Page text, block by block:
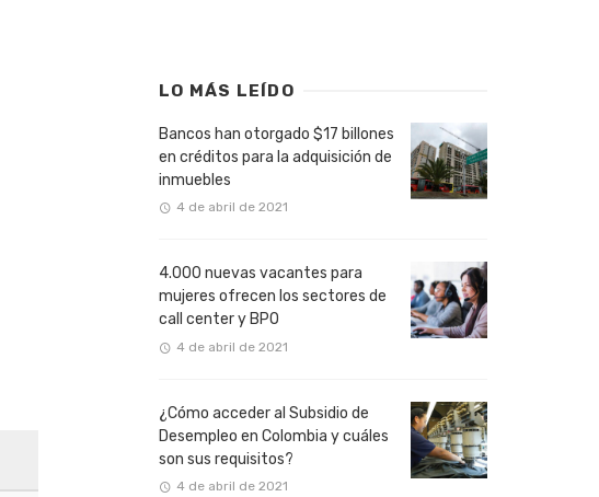
LO MÁS LEÍDO
Bancos han otorgado $17 billones
en créditos para la adquisición de
inmuebles
4 de abril de 2021
4.000 nuevas vacantes para
mujeres ofrecen los sectores de
call center y BPO
4 de abril de 2021
¿Cómo acceder al Subsidio de
Desempleo en Colombia y cuáles
son sus requisitos?
4 de abril de 2021